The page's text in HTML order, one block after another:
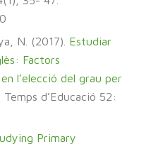
N. (2017). Estudiar
Factors
l’elecció del grau per
Temps d’Educació 52:
Primary